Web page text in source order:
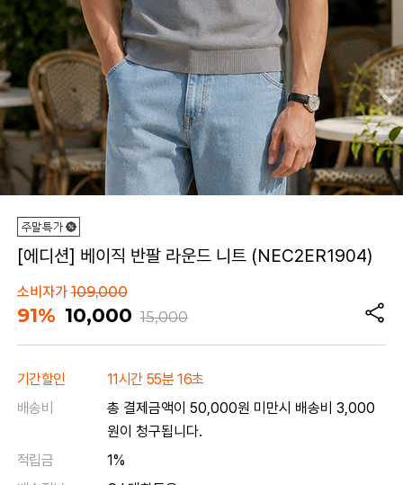
[에디션] 베이직 반팔 라운드 니트 (NEC2ER1904)
소비자가109,000
91% 10,000 15,000
기간할인
11시간 55분 16초
배송비
총 결제금액이 50,000원 미만시 배송비 3,000
원이 청구됩니다.
적립금
1%